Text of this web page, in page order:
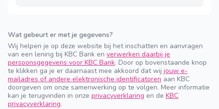
Wat gebeurt er met je gegevens?
Wij helpen je op deze website bij het inschatten en aanvragen
van een lening bij KBC Bank en verwerken daarbij je
persoonsgegevens voor KBC Bank. Door op bovenstaande knop
te klikken ga je er daarnaast mee akkoord dat wij jouw e-
mailadres of andere elektronische identificatoren aan KBC
doorgeven om onze samenwerking op te volgen. Meer informatie
kan je terugvinden in onze privacyverklaring en de KBC
privacyverklaring.